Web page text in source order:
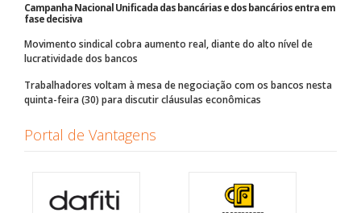
Campanha Nacional Unificada das bancárias e dos bancários entra em
fase decisiva
Movimento sindical cobra aumento real, diante do alto nível de
lucratividade dos bancos
Trabalhadores voltam à mesa de negociação com os bancos nesta
quinta-feira (30) para discutir cláusulas econômicas
Portal de Vantagens